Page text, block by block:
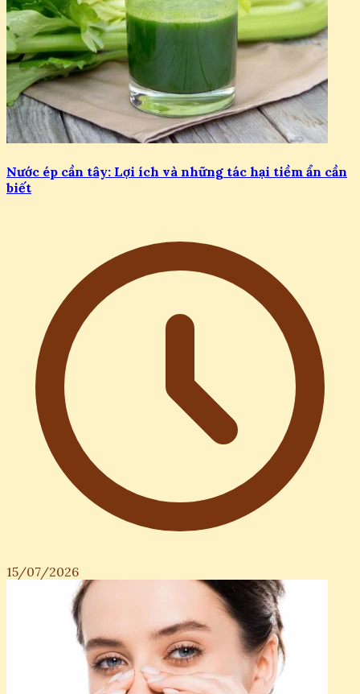
Nước ép cần tây: Lợi ích và những tác hại tiềm ẩn cần
biết
15/07/2026